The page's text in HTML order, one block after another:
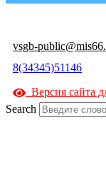
vsgb-
8(34345)51146
Версия сайта
Search